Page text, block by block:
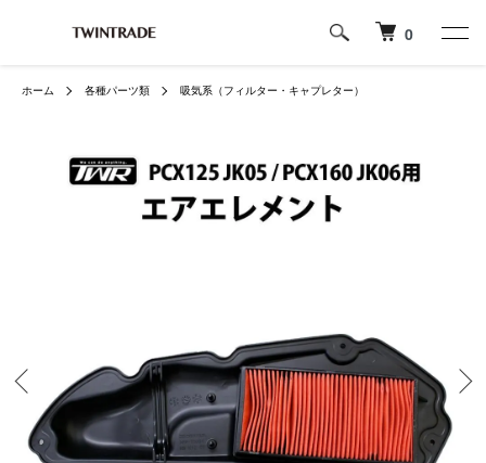
0
ホーム 各種パーツ類 吸気系（フィルター・キャプレター）